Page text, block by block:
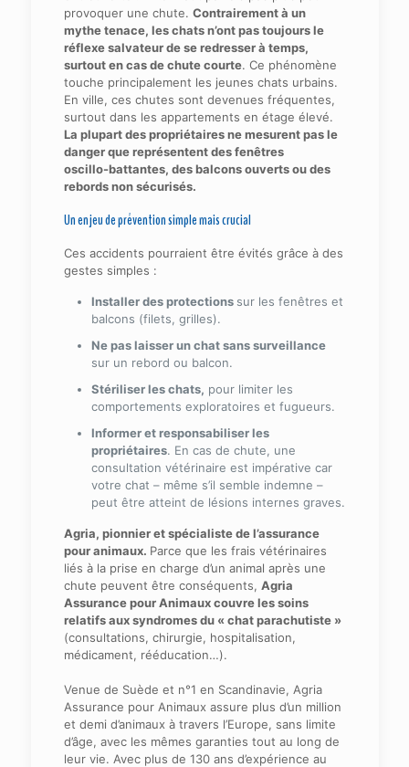
provoquer une chute. Contrairement à un
mythe tenace, les chats n’ont pas toujours le
réflexe salvateur de se redresser à temps,
surtout en cas de chute courte. Ce phénomène
touche principalement les jeunes chats urbains.
En ville, ces chutes sont devenues fréquentes,
surtout dans les appartements en étage élevé.
La plupart des propriétaires ne mesurent pas le
danger que représentent des fenêtres
oscillo-battantes, des balcons ouverts ou des
rebords non sécurisés.
Un enjeu de prévention simple mais crucial
Ces accidents pourraient être évités grâce à des
gestes simples :
Installer des protections sur les fenêtres et
balcons (filets, grilles).
Ne pas laisser un chat sans surveillance
sur un rebord ou balcon.
Stériliser les chats, pour limiter les
comportements exploratoires et fugueurs.
Informer et responsabiliser les
propriétaires. En cas de chute, une
consultation vétérinaire est impérative car
votre chat – même s’il semble indemne –
peut être atteint de lésions internes graves.
Agria, pionnier et spécialiste de l’assurance
pour animaux. Parce que les frais vétérinaires
liés à la prise en charge d’un animal après une
chute peuvent être conséquents, Agria
Assurance pour Animaux couvre les soins
relatifs aux syndromes du « chat parachutiste »
(consultations, chirurgie, hospitalisation,
médicament, rééducation…).
Venue de Suède et n°1 en Scandinavie, Agria
Assurance pour Animaux assure plus d’un million
et demi d’animaux à travers l’Europe, sans limite
d’âge, avec les mêmes garanties tout au long de
leur vie. Avec plus de 130 ans d’expérience au